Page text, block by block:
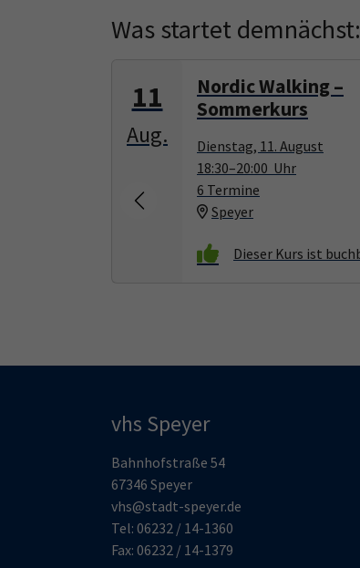
Was startet demnächst:
11
Aug.
Nordic Walking –
Sommerkurs
Dienstag, 11. August
18:30–20:00 Uhr
6 Termine
Speyer
vhs Speyer
Bahnhofstraße 54
67346 Speyer
vhs@stadt-speyer.de
Tel: 06232 / 14-1360
Fax: 06232 / 14-1379